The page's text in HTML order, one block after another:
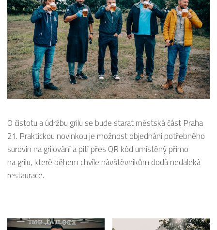
O čistotu a údržbu grilu se bude starat městská část Praha
21. Praktickou novinkou je možnost objednání potřebného
surovin na grilování a pití přes QR kód umístěný přímo
na grilu, které během chvíle návštěvníkům dodá nedaleká
restaurace.